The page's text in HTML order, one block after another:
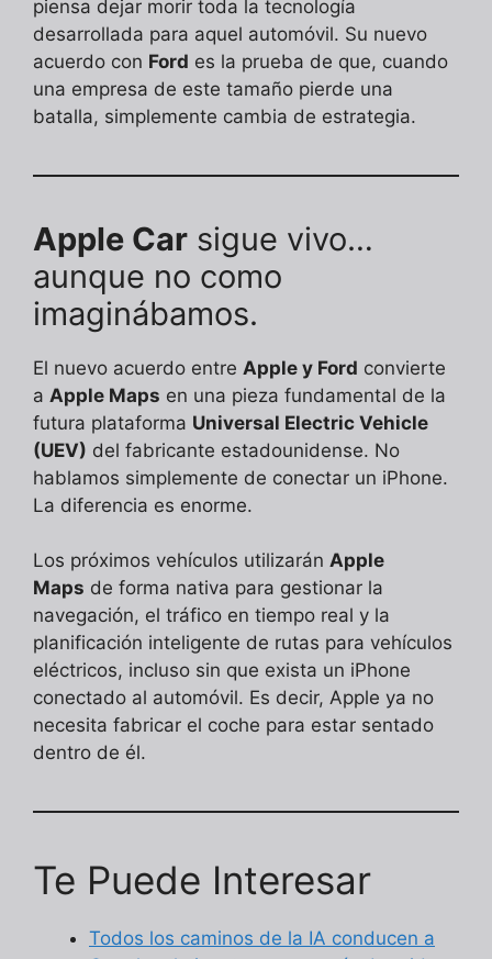
piensa dejar morir toda la tecnología
desarrollada para aquel automóvil. Su nuevo
acuerdo con Ford es la prueba de que, cuando
una empresa de este tamaño pierde una
batalla, simplemente cambia de estrategia.
Apple Car sigue vivo…
aunque no como
imaginábamos.
El nuevo acuerdo entre Apple y Ford convierte
a Apple Maps en una pieza fundamental de la
futura plataforma Universal Electric Vehicle
(UEV) del fabricante estadounidense. No
hablamos simplemente de conectar un iPhone.
La diferencia es enorme.
Los próximos vehículos utilizarán Apple
Maps de forma nativa para gestionar la
navegación, el tráfico en tiempo real y la
planificación inteligente de rutas para vehículos
eléctricos, incluso sin que exista un iPhone
conectado al automóvil. Es decir, Apple ya no
necesita fabricar el coche para estar sentado
dentro de él.
Te Puede Interesar
Todos los caminos de la IA conducen a